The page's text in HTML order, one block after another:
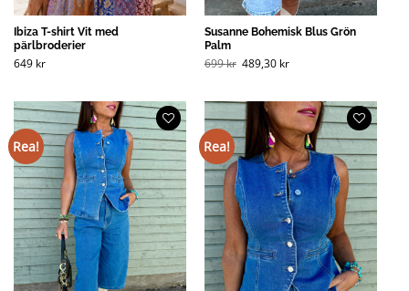
Ibiza T-shirt Vit med
pärlbroderier
649 kr
Susanne Bohemisk Blus Grön
Palm
699kr 489,30 kr
Rea! Rea!